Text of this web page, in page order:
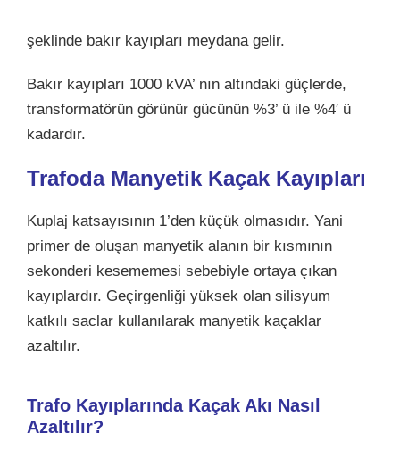
şeklinde bakır kayıpları meydana gelir.
Bakır kayıpları 1000 kVA’ nın altındaki güçlerde,
transformatörün görünür gücünün %3’ ü ile %4′ ü
kadardır.
Trafoda Manyetik Kaçak Kayıpları
Kuplaj katsayısının 1’den küçük olmasıdır. Yani
primer de oluşan manyetik alanın bir kısmının
sekonderi kesememesi sebebiyle ortaya çıkan
kayıplardır. Geçirgenliği yüksek olan silisyum
katkılı saclar kullanılarak manyetik kaçaklar
azaltılır.
Trafo Kayıplarında Kaçak Akı Nasıl
Azaltılır?